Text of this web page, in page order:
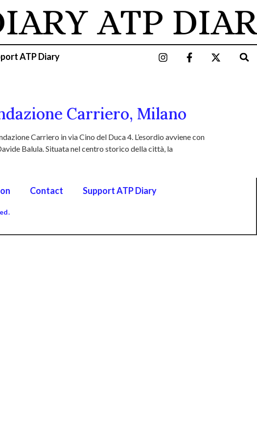
ATP
ATP Diary
Carriero, Milano
Carriero in via Cino del Duca 4. L’esordio avviene con
Balula. Situata nel centro storico della città, la
Contact Support ATP Diary